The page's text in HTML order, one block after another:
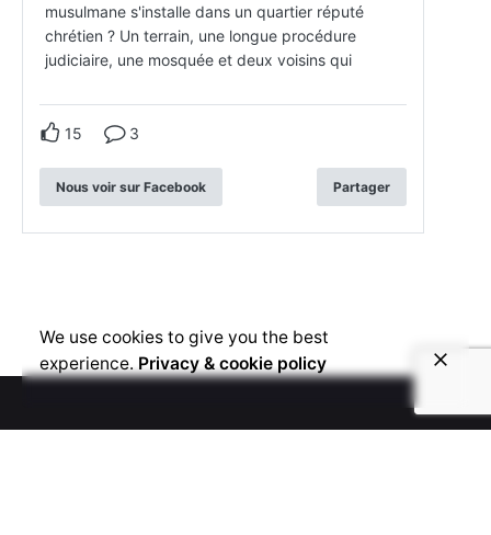
musulmane s'installe dans un quartier réputé
chrétien ? Un terrain, une longue procédure
judiciaire, une mosquée et deux voisins qui
15 3
Nous voir sur Facebook Partager
We use cookies to give you the best
experience. Privacy & cookie policy